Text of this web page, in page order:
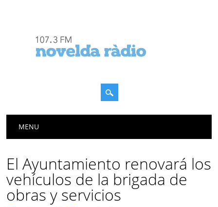
Menú principal
MENU
El Ayuntamiento renovará los
vehículos de la brigada de
obras y servicios